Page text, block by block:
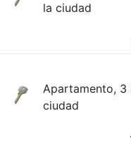
la ciudad
Apartamento, 3
ciudad